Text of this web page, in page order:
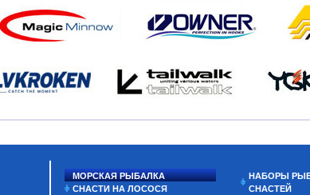
МОРСКАЯ РЫБАЛКА
СНАСТИ НА ЛОСОСЯ
НАБОРЫ
СНАСТЕЙ